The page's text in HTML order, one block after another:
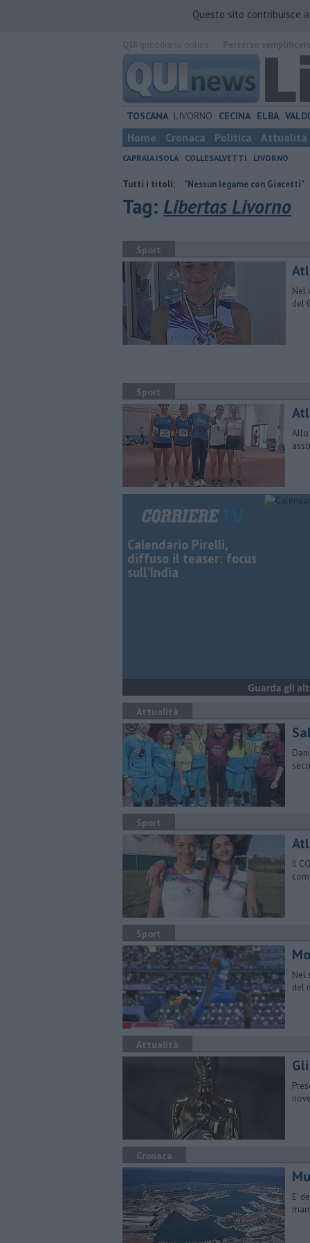
Questo sito contribuisce
TOSCANA LIVORNO CECINA ELBA
Home Cronaca Politica Attualità
CAPRAIA ISOLA COLLESALVETTI LIVORNO
Tutti i titoli:
Retiambiente, M5S: "Nessun legame con Giacetti" Quattro
Tag: Libertas Livorno
Sport
Nel
del
Sport
Allo
Calendario Pirelli,
diffuso il teaser: focus
sull'India
Attualità
Sport
Il
Sport
Nel
del
Attualità
Cronaca
E'